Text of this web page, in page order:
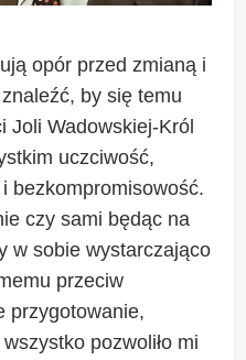
opór przed zmianą i
by się temu
Joli Wadowskiej-Król
uczciwość,
bezkompromisowość.
czy sami będąc na
w sobie wystarczająco
przeciw
przygotowanie,
pozwoliło mi